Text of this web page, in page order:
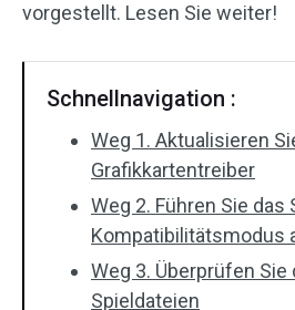
vorgestellt. Lesen Sie weiter!
Schnellnavigation :
Weg 1. Aktualisieren
Grafikkartentreiber
Weg 2. Führen Sie das
Kompatibilitätsmodus
Weg 3. Überprüfen
Spieldateien